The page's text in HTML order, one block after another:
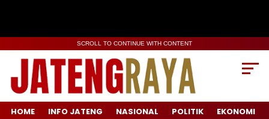
SCROLL TO CONTINUE WITH CONTENT
HOME INFO JATENG NASIONAL POLITIK EKONOMI